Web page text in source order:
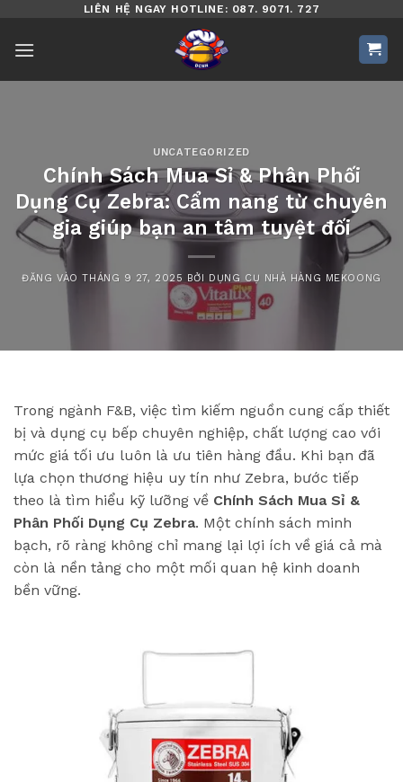
nội
dung
LIÊN HỆ NGAY HOTLINE: 087. 9071. 727
UNCATEGORIZED
Chính Sách Mua Sỉ & Phân Phối
Dụng Cụ Zebra: Cẩm nang từ chuyên
gia giúp bạn an tâm tuyệt đối
ĐĂNG VÀOTHÁNG 9 27, 2025 BỞI DỤNG CỤ NHÀ HÀNG MEKOONG
Trong ngành F&B, việc tìm kiếm nguồn cung cấp thiết
bị và dụng cụ bếp chuyên nghiệp, chất lượng cao với
mức giá tối ưu luôn là ưu tiên hàng đầu. Khi bạn đã
lựa chọn thương hiệu uy tín như Zebra, bước tiếp
theo là tìm hiểu kỹ lưỡng về Chính Sách Mua Sỉ &
Phân Phối Dụng Cụ Zebra. Một chính sách minh
bạch, rõ ràng không chỉ mang lại lợi ích về giá cả mà
còn là nền tảng cho một mối quan hệ kinh doanh
bền vững.